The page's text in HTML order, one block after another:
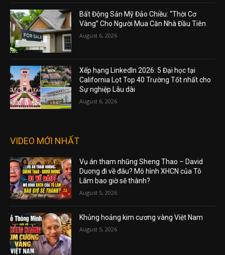
Bất Động Sản Mỹ Đảo Chiều: “Thời Cơ
Vàng” Cho Người Mua Căn Nhà Đầu Tiên
August 6, 2026
Xếp hạng LinkedIn 2026: 5 Đại học tại
California Lọt Top 40 Trường Tốt nhất cho
Sự nghiệp Lâu dài
August 6, 2026
VIDEO MỚI NHẤT
Vụ án tham nhũng Sheng Thao – David
Duong đi về đâu? Mô hình XHCN của Tô
Lâm bao giờ sẽ thành?
August 5, 2026
Khủng hoảng kim cương vàng Việt Nam
August 5, 2026